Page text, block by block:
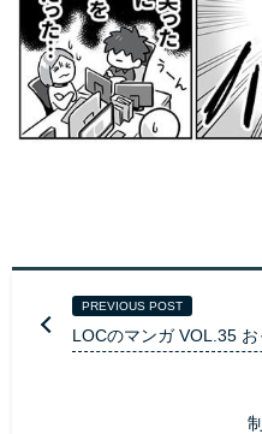
PREVIOUS POST
LOCのマンガ VOL.35